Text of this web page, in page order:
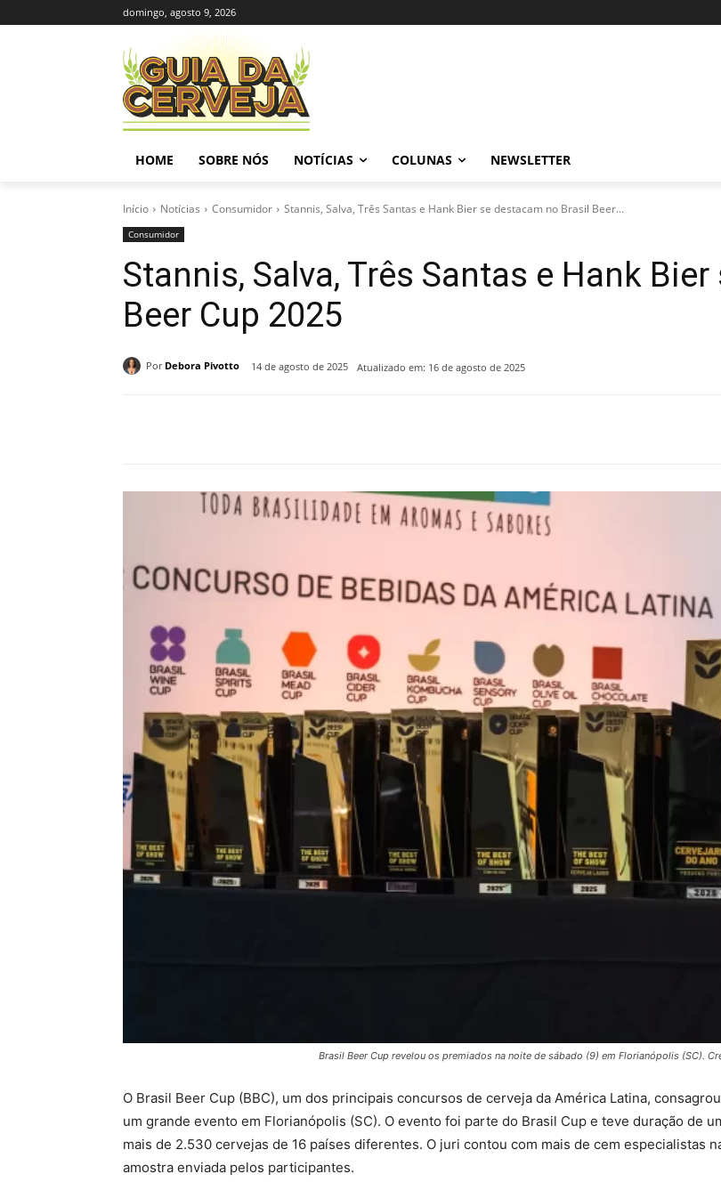
domingo, agosto 9, 2026
HOME SOBRE NÓS NOTÍCIAS COLUNAS NEWSLETTER
Início Notícias Consumidor Stannis, Salva, Três Santas e Hank Bier se destacam no Brasil Beer...
Consumidor
Stannis, Salva, Três Santas e Hank
Beer Cup 2025
Por Debora Pivotto 14 de agosto de 2025 Atualizado em: 16 de agosto de 2025
Brasil Beer Cup revelou os premiados na noite de sábado (9) em Florianópolis (SC).
O Brasil Beer Cup (BBC), um dos principais concursos de cerveja da América Latina,
um grande evento em Florianópolis (SC). O evento foi parte do Brasil Cup e teve duração de
mais de 2.530 cervejas de 16 países diferentes. O juri contou com mais de cem especialistas
amostra enviada pelos participantes.